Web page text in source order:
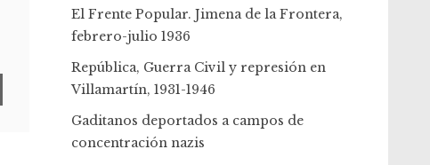
El Frente Popular. Jimena de la Frontera,
febrero-julio 1936
República, Guerra Civil y represión en
Villamartín, 1931-1946
Gaditanos deportados a campos de
concentración nazis